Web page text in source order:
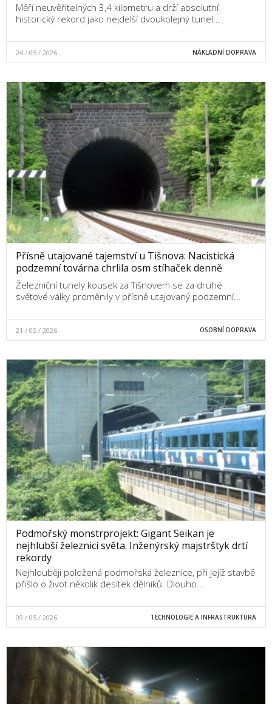
Měří neuvěřitelných 3,4 kilometru a drží absolutní
historický rekord jako nejdelší dvoukolejný tunel…
24 / 05 / 2026 NÁKLADNÍ DOPRAVA
Přísně utajované tajemství u Tišnova: Nacistická
podzemní továrna chrlila osm stíhaček denně
Železniční tunely kousek za Tišnovem se za druhé
světové války proměnily v přísně utajovaný podzemní…
21 / 05 / 2026 OSOBNÍ DOPRAVA
Podmořský monstrprojekt: Gigant Seikan je
nejhlubší železnicí světa. Inženýrský majstrštyk drtí
rekordy
Nejhlouběji položená podmořská železnice, při jejíž stavbě
přišlo o život několik desítek dělníků. Dlouho…
09 / 05 / 2026 TECHNOLOGIE A INFRASTRUKTURA